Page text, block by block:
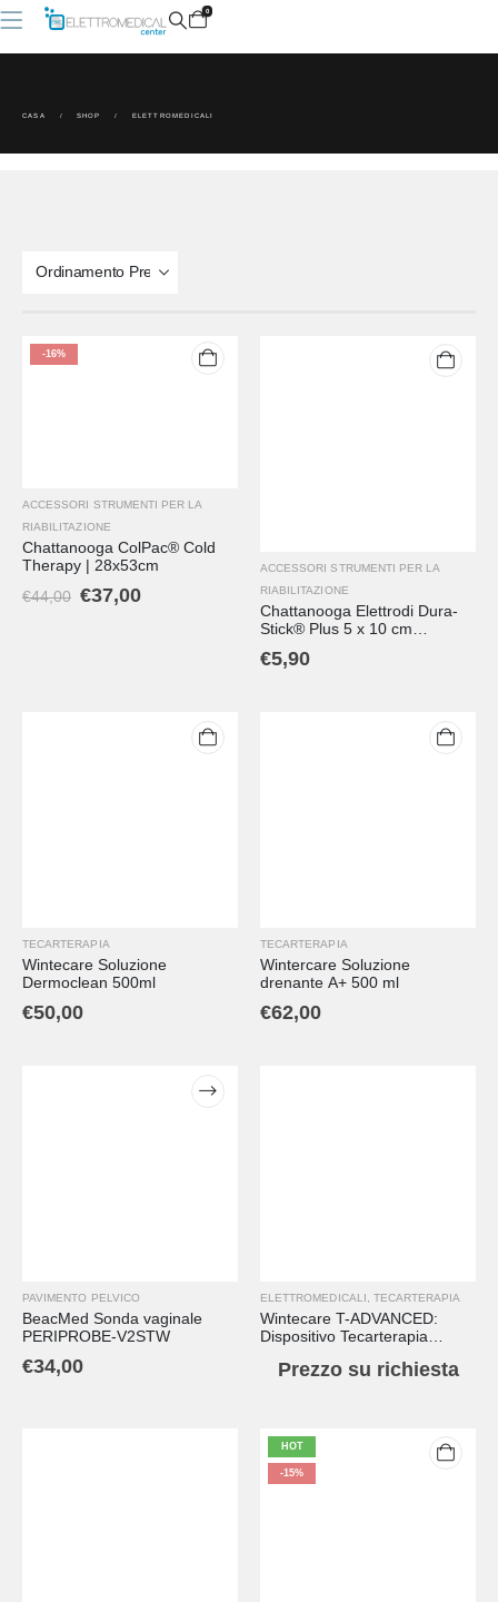
0
CASA SHOP ELETTROMEDICALI
-16%
ACCESSORI STRUMENTI PER LA
RIABILITAZIONE
Chattanooga ColPac® Cold
Therapy | 28x53cm
€44,00 €37,00
ACCESSORI STRUMENTI PER LA
RIABILITAZIONE
Chattanooga Elettrodi Dura-
Stick® Plus 5 x 10 cm
tessuto (2per busta)
€5,90
TECARTERAPIA
Wintecare Soluzione
Dermoclean 500ml
€50,00
TECARTERAPIA
Wintercare Soluzione
drenante A+ 500 ml
€62,00
PAVIMENTO PELVICO
BeacMed Sonda vaginale
PERIPROBE-V2STW
€34,00
ELETTROMEDICALI, TECARTERAPIA
Wintecare T-ADVANCED:
Dispositivo Tecarterapia
Manipolo Smart
Prezzo su richiesta
HOT
-15%